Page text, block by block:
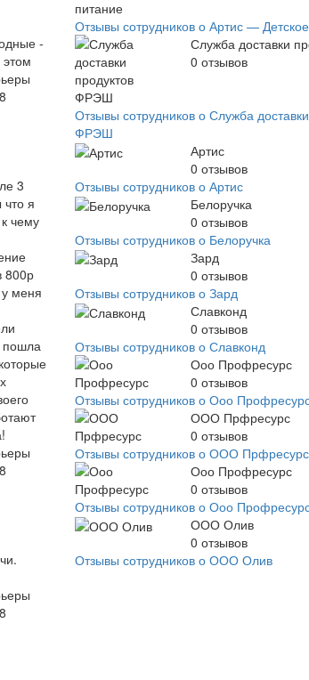
-
3
я
чему
800р
меня
пошла
Отзывы сотрудников о Артис —
Служба доставки
0 отзывов
Отзывы сотрудников о Служба
ФРЭШ
Артис
0 отзывов
Отзывы сотрудников о Артис
Белоручка
0 отзывов
Отзывы сотрудников о Белоручка
Зард
0 отзывов
Отзывы сотрудников о Зард
Славконд
0 отзывов
Отзывы сотрудников о Славконд
Ооо Профресурс
0 отзывов
Отзывы сотрудников о Ооо
ООО Прфресурс
0 отзывов
Отзывы сотрудников о ООО Прфресурс
Ооо Профресурс
0 отзывов
Отзывы сотрудников о Ооо
ООО Олив
0 отзывов
Отзывы сотрудников о ООО Олив